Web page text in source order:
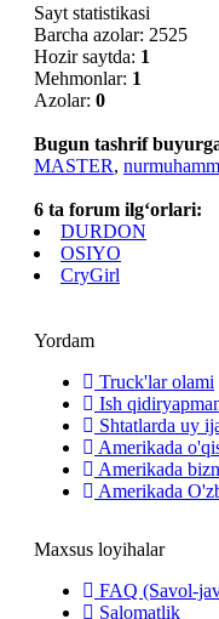
Sayt statistikasi
Barcha azolar: 2525
Hozir saytda: 1
Mehmonlar: 1
Azolar: 0
Bugun tashrif
MASTER,
6 ta forum ilg‘orlari:
DURDON
OSIYO
CryGirl
Yordam
Truck'lar olami
Ish
Shtatlarda uy
Amerikada
Amerikada
Amerikada
Maxsus loyihalar
FAQ (Savol-
Salomatlik